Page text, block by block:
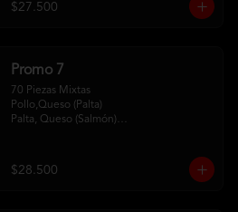
$27.500
Promo 7
70 Piezas Mixtas
Pollo,Queso (Palta)
Palta, Queso (Salmón)
Kanikama, Queso (Tempura)
Camaron, Queso (Panko)
$28.500